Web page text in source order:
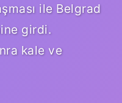
ile Belgrad
girdi.
kale ve